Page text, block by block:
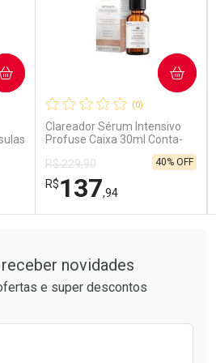
Comprar sem Desconto
Por R$ 59,58/cada
Comprar sem Desconto
Por R$ 59,58/cada
(0)
Clareador Sérum Intensivo
Profuse Caixa 30ml Conta-
R$ 229,90
R$137,94
40% OFF
COMPRAR
Laboratório
Por Menos
novidades
e super descontos